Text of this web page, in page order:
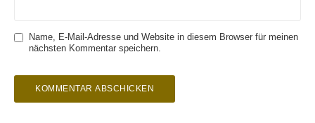
Name, E-Mail-Adresse und Website in diesem Browser für meinen
nächsten Kommentar speichern.